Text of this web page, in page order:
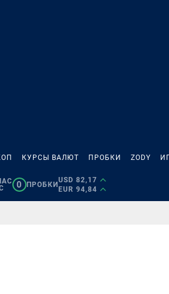
КУРСЫ ВАЛЮТ ПРОБКИ ZODY
0 ПРОБКИ
USD 82,17
EUR 94,84